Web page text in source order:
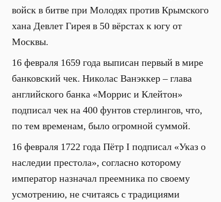
войск в битве при Молодях против Крымского
хана Девлет Гирея в 50 вёрстах к югу от
Москвы.
16 февраля 1659 года выписан первый в мире
банковский чек. Николас Ванэккер – глава
английского банка «Моррис и Клейтон»
подписал чек на 400 фунтов стерлингов, что,
по тем временам, было огромной суммой.
16 февраля 1722 года Пётр I подписал «Указ о
наследии престола», согласно которому
император назначал преемника по своему
усмотрению, не считаясь с традициями